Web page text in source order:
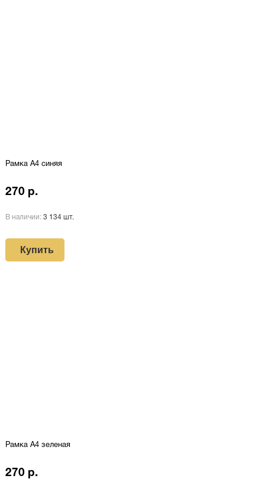
Рамка А4 синяя
270 р.
В наличии: 3 134 шт.
Купить
Рамка A4 зеленая
270 р.